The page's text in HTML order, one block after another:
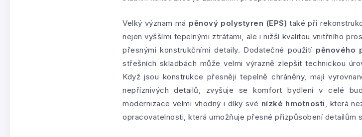
Velký význam má pěnový polystyren (EPS) také při
nejen vyššími tepelnými ztrátami, ale i nižší kvalitou vnitřního
přesnými konstrukčními detaily. Dodatečné použití pěnového
střešních skladbách může velmi výrazně zlepšit technickou
Když jsou konstrukce přesněji tepelně chráněny, mají
nepříznivých detailů, zvyšuje se komfort bydlení v celé
modernizace velmi vhodný i díky své nízké hmotnosti, která
opracovatelnosti, která umožňuje přesné přizpůsobení detailům